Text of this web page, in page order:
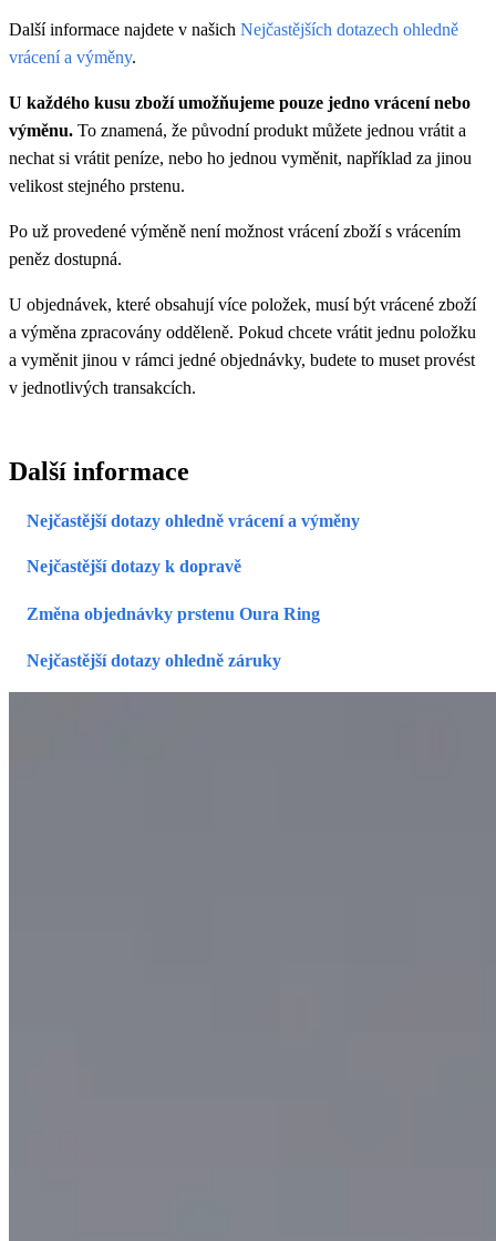
Další informace najdete v našich Nejčastějších dotazech ohledně
vrácení a výměny.
U každého kusu zboží umožňujeme pouze jedno vrácení nebo
výměnu. To znamená, že původní produkt můžete jednou vrátit a
nechat si vrátit peníze, nebo ho jednou vyměnit, například za jinou
velikost stejného prstenu.
Po už provedené výměně není možnost vrácení zboží s vrácením
peněz dostupná.
U objednávek, které obsahují více položek, musí být vrácené zboží
a výměna zpracovány odděleně. Pokud chcete vrátit jednu položku
a vyměnit jinou v rámci jedné objednávky, budete to muset provést
v jednotlivých transakcích.
Další informace
Nejčastější dotazy ohledně vrácení a výměny
Nejčastější dotazy k dopravě
Změna objednávky prstenu Oura Ring
Nejčastější dotazy ohledně záruky